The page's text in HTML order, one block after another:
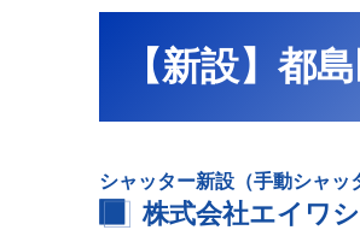
【新設】都
シャッター新設（手動シャッ
株式会社エイワ